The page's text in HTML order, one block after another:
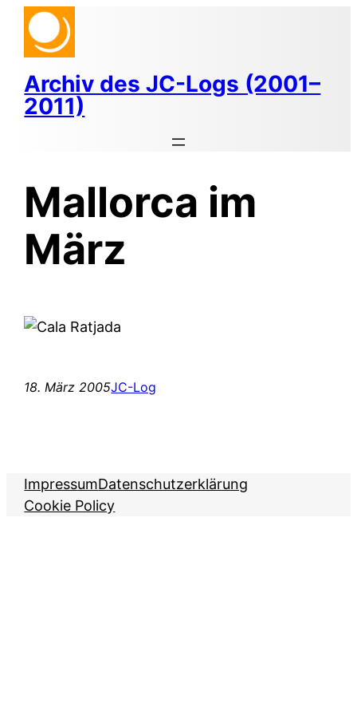
Zum
Inhalt
springen
Archiv des JC-Logs (2001–
2011)
Mallorca im
März
18. März 2005JC-Log
ImpressumDatenschutzerklärung
Cookie Policy